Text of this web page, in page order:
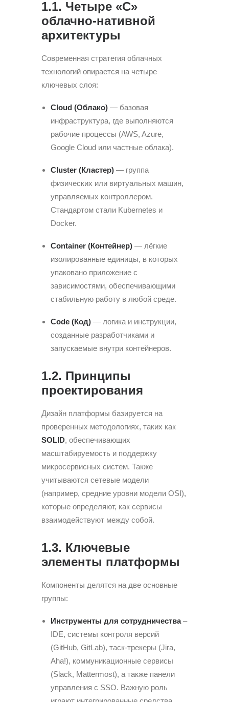
1.1. Четыре «C»
облачно-нативной
архитектуры
Современная стратегия облачных
технологий опирается на четыре
ключевых слоя:
Cloud (Облако) — базовая
инфраструктура, где выполняются
рабочие процессы (AWS, Azure,
Google Cloud или частные облака).
Cluster (Кластер) — группа
физических или виртуальных машин,
управляемых контроллером.
Стандартом стали Kubernetes и
Docker.
Container (Контейнер) — лёгкие
изолированные единицы, в которых
упаковано приложение с
зависимостями, обеспечивающими
стабильную работу в любой среде.
Code (Код) — логика и инструкции,
созданные разработчиками и
запускаемые внутри контейнеров.
1.2. Принципы
проектирования
Дизайн платформы базируется на
проверенных методологиях, таких как
SOLID, обеспечивающих
масштабируемость и поддержку
микросервисных систем. Также
учитываются сетевые модели
(например, средние уровни модели OSI),
которые определяют, как сервисы
взаимодействуют между собой.
1.3. Ключевые
элементы платформы
Компоненты делятся на две основные
группы:
Инструменты для сотрудничества–
IDE, системы контроля версий
(GitHub, GitLab), таск-трекеры (Jira,
Aha!), коммуникационные сервисы
(Slack, Mattermost), а также панели
управления с SSO. Важную роль